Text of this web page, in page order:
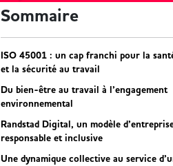
Sommaire
ISO 45001 : un cap franchi pour la
et la sécurité au travail
Du bien-être au travail à l’engagement
environnemental
Randstad Digital, un modèle
responsable et inclusive
Une dynamique collective au service